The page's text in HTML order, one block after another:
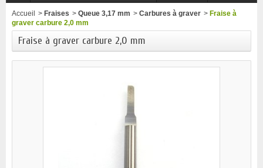
Accueil > Fraises > Queue 3,17 mm > Carbures à graver > Fraise à
graver carbure 2,0 mm
Fraise à graver carbure 2,0 mm